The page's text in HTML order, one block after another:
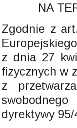
NA
Zgodnie z
z dnia 27
fizycznych w
z
dyrektywy